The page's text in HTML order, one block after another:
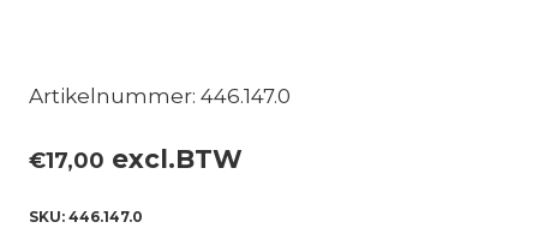
Artikelnummer: 446.147.0
€17,00 excl.BTW
SKU: 446.147.0